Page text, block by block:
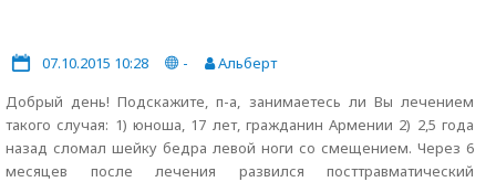
07.10.2015 10:28 -
Альберт
Добрый день! Подскажите, п-а, занимаетесь ли Вы лечением
такого случая: 1) юноша, 17 лет, гражданин Армении 2) 2,5 года
назад сломал шейку бедра левой ноги со смещением. Через 6
месяцев после лечения развился посттравматический